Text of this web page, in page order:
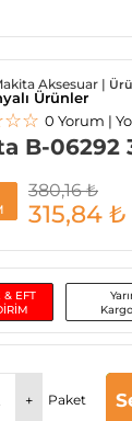
Aksesuar |
Ürünler
0 Yorum |
B-06292
380,16₺
315,84 ₺
& EFT
+ Paket